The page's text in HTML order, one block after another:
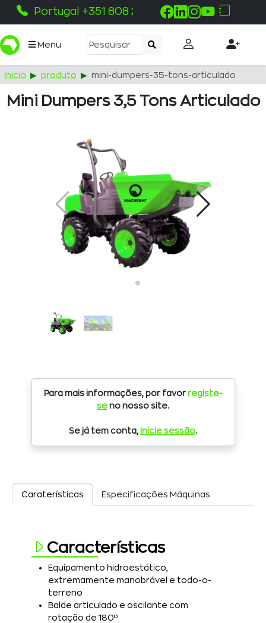
Portugal +351 808 215 115
Menu
Início produto mini-dumpers-35-tons-articulado
Mini Dumpers 3,5 Tons Articulado
Para mais informações, por favor registe-
se no nosso site.
Se já tem conta, inicie sessão.
Caraterísticas Especificações Máquinas
Características
Equipamento hidroestático,
extremamente manobrável e todo-o-
terreno
Balde articulado e oscilante com
rotação de 180º